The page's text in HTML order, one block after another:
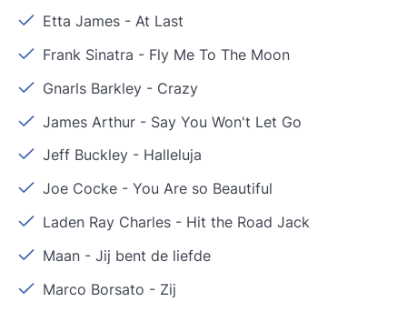
Etta James -At Last
Frank Sinatra - Fly Me To The Moon
Gnarls Barkley - Crazy
James Arthur - Say You Won't Let Go
Jeff Buckley - Halleluja
Joe Cocke -You Are so Beautiful
Laden Ray Charles - Hit the Road Jack
Maan -Jij bent de liefde
Marco Borsato - Zij